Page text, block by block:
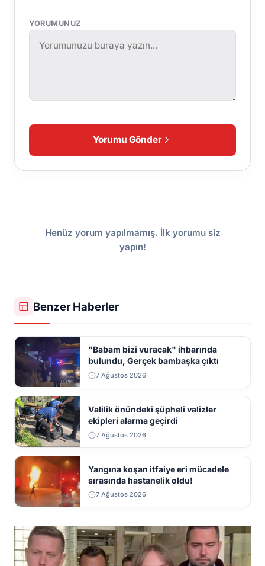
YORUMUNUZ
Yorumu Gönder
Henüz yorum yapılmamış. İlk yorumu siz
yapın!
Benzer Haberler
"Babam bizi vuracak" ihbarında
bulundu, Gerçek bambaşka çıktı
7 Ağustos 2026
Valilik önündeki şüpheli valizler
ekipleri alarma geçirdi
7 Ağustos 2026
Yangına koşan itfaiye eri mücadele
sırasında hastanelik oldu!
7 Ağustos 2026